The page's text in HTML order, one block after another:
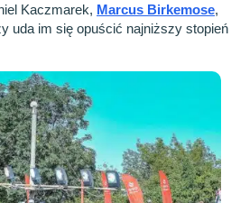
Kaczmarek, Marcus Birkemose,
uda im się opuścić najniższy stopień